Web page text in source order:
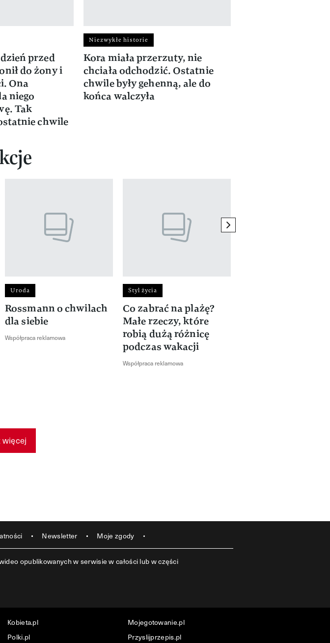
przed
do żony i
Ona
niego
Tak
chwile
Niezwykłe historie
Kora miała przerzuty, nie
chciała odchodzić. Ostatnie
chwile były gehenną, ale do
końca walczyła
Uroda
Rossmann o chwilach
dla siebie
Współpraca reklamowa
Styl życia
Co zabrać na plażę?
Małe rzeczy, które
robią dużą różnicę
podczas wakacji
Współpraca reklamowa
next element
więcej
Newsletter Moje zgody
opublikowanych w serwisie w całości lub w części
Kobieta.pl
Mojegotowanie.pl
Polki.pl Przyslijprzepis.pl